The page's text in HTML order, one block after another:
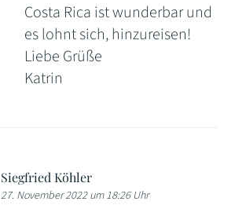
Costa Rica ist wunderbar und
es lohnt sich, hinzureisen!
Liebe Grüße
Katrin
Siegfried Köhler
27. November 2022 um 18:26 Uhr